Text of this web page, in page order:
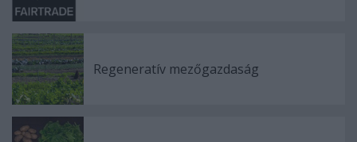
Regeneratív mezőgazdaság